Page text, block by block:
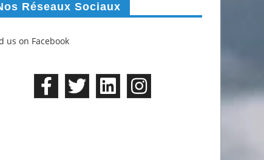
Réseaux Sociaux
us on Facebook